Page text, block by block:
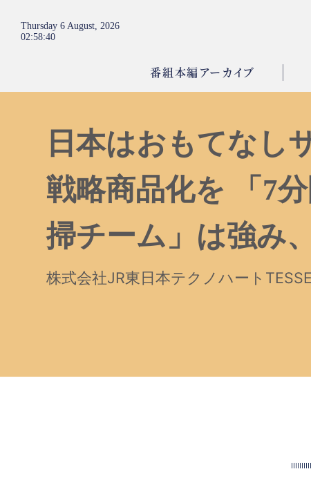
番組本編アーカイブ
Thursday 6 August, 2026
02:58:41
日本はおもてなし
戦略商品化を 「7
掃チーム」は強み
株式会社JR東日本テクノハート